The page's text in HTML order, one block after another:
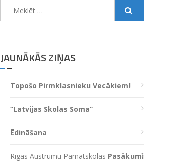
JAUNĀKĀS ZIŅAS
Topošo Pirmklasnieku Vecākiem!
“Latvijas Skolas Soma”
Ēdināšana
Rīgas Austrumu Pamatskolas Pasākumi